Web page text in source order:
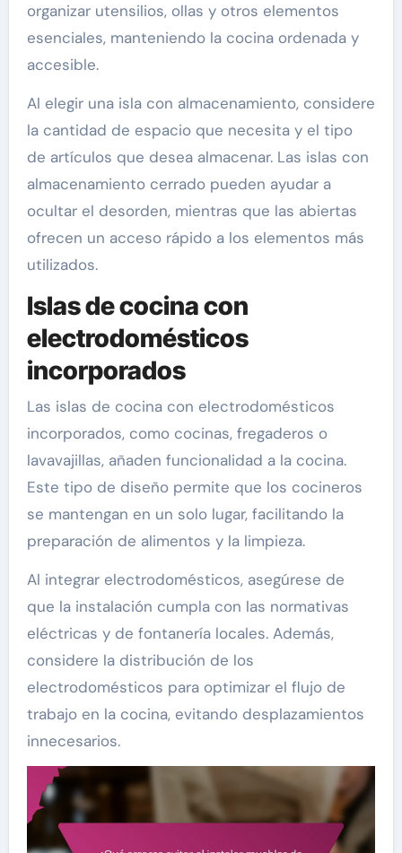
organizar utensilios, ollas y otros elementos
esenciales, manteniendo la cocina ordenada y
accesible.
Al elegir una isla con almacenamiento, considere
la cantidad de espacio que necesita y el tipo
de artículos que desea almacenar. Las islas con
almacenamiento cerrado pueden ayudar a
ocultar el desorden, mientras que las abiertas
ofrecen un acceso rápido a los elementos más
utilizados.
Islas de cocina con
electrodomésticos
incorporados
Las islas de cocina con electrodomésticos
incorporados, como cocinas, fregaderos o
lavavajillas, añaden funcionalidad a la cocina.
Este tipo de diseño permite que los cocineros
se mantengan en un solo lugar, facilitando la
preparación de alimentos y la limpieza.
Al integrar electrodomésticos, asegúrese de
que la instalación cumpla con las normativas
eléctricas y de fontanería locales. Además,
considere la distribución de los
electrodomésticos para optimizar el flujo de
trabajo en la cocina, evitando desplazamientos
innecesarios.